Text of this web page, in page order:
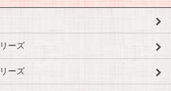
ーズ
ーズ